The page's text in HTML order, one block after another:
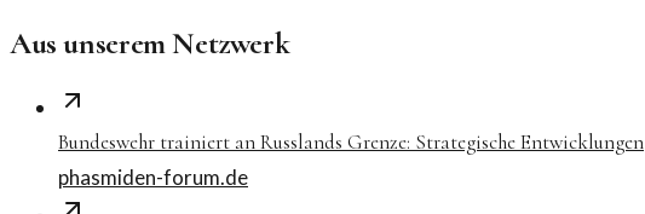
Aus unserem Netzwerk
Bundeswehr trainiert an Russlands Grenze: Strategische Entwicklungen
phasmiden-forum.de